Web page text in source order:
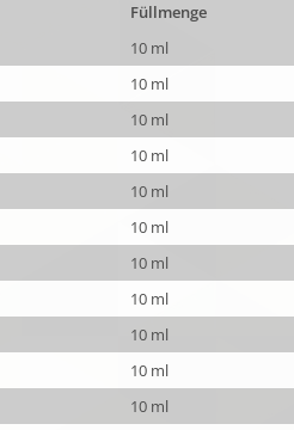
Füllmenge
10 ml
10 ml
10 ml
10 ml
10 ml
10 ml
10 ml
10 ml
10 ml
10 ml
10 ml